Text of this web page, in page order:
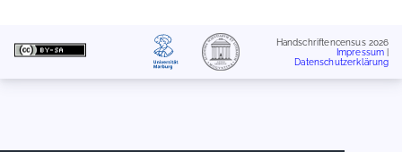
Handschriftencensus 2026
Impressum
Datenschutzerklärung